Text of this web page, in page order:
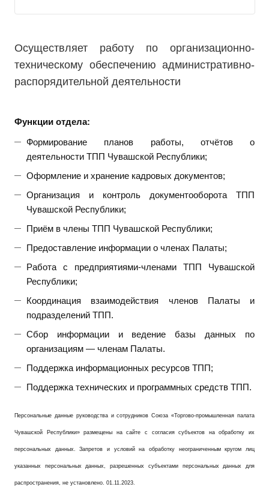
Осуществляет работу по организационно-
техническому обеспечению административно-
распорядительной деятельности
Функции отдела:
Формирование планов работы, отчётов о
деятельности ТПП Чувашской Республики;
Оформление и хранение кадровых документов;
Организация и контроль документооборота ТПП
Чувашской Республики;
Приём в члены ТПП Чувашской Республики;
Предоставление информации о членах Палаты;
Работа с предприятиями-членами ТПП Чувашской
Республики;
Координация взаимодействия членов Палаты и
подразделений ТПП.
Сбор информации и ведение базы данных по
организациям — членам Палаты.
Поддержка информационных ресурсов ТПП;
Поддержка технических и программных средств ТПП.
Персональные данные руководства и сотрудников Союза «Торгово-промышленная палата
Чувашской Республики» размещены на сайте с согласия субъектов на обработку их
персональных данных. Запретов и условий на обработку неограниченным кругом лиц
указанных персональных данных, разрешенных субъектами персональных данных для
распространения, не установлено. 01.11.2023.